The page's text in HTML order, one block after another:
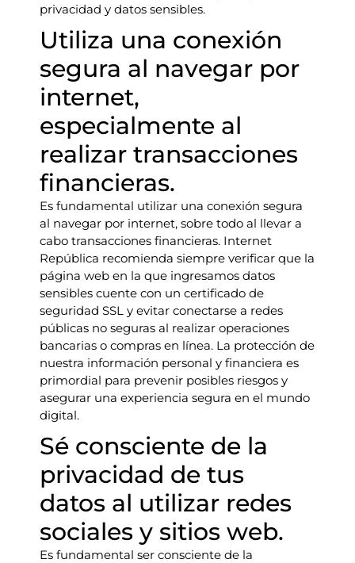
privacidad y datos sensibles.
Utiliza una conexión
segura al navegar por
internet,
especialmente al
realizar transacciones
financieras.
Es fundamental utilizar una conexión segura
al navegar por internet, sobre todo al llevar a
cabo transacciones financieras. Internet
República recomienda siempre verificar que la
página web en la que ingresamos datos
sensibles cuente con un certificado de
seguridad SSL y evitar conectarse a redes
públicas no seguras al realizar operaciones
bancarias o compras en línea. La protección de
nuestra información personal y financiera es
primordial para prevenir posibles riesgos y
asegurar una experiencia segura en el mundo
digital.
Sé consciente de la
privacidad de tus
datos al utilizar redes
sociales y sitios web.
Es fundamental ser consciente de la